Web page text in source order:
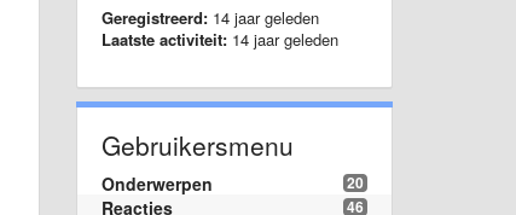
Geregistreerd: 14 jaar geleden
Laatste activiteit: 14 jaar geleden
Gebruikersmenu
20
Onderwerpen
46
Reacties